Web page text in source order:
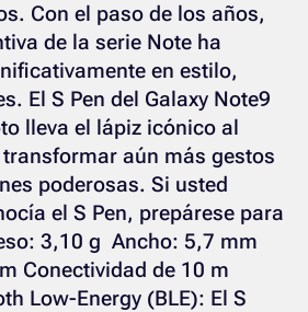
Con el paso de los años,
de la serie Note ha
en estilo,
El S Pen del Galaxy Note9
lleva el lápiz icónico al
aún más gestos
poderosas. Si usted
el S Pen, prepárese para
3,10 g Ancho: 5,7 mm
Conectividad de 10 m
Low-Energy (BLE): El S